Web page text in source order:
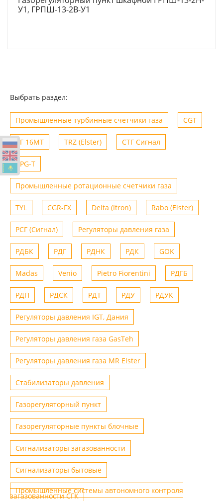
У1, ГРПШ-13-2В-У1
Выбрать раздел:
Промышленные турбинные счетчики газа CGT
СГ 16МТ TRZ (Elster) СТГ Сигнал
KPG-T
Промышленные ротационные счетчики газа
TYL CGR-FX Delta (Itron) Rabo (Elster)
РСГ (Сигнал) Регуляторы давления газа
РДБК РДГ РДНК РДК GOK
Madas Venio Рietro Fiorentini РДГБ
РДП РДСК РДТ РДУ РДУК
Регуляторы давления IGT, Дания
Регуляторы давления газа GasTeh
Регуляторы давления газа MR Elster
Стабилизаторы давления
Газорегуляторный пункт
Газорегуляторные пункты блочные
Сигнализаторы загазованности
Сигнализаторы бытовые
Промышленные системы автономного контроля
загазованности СГК